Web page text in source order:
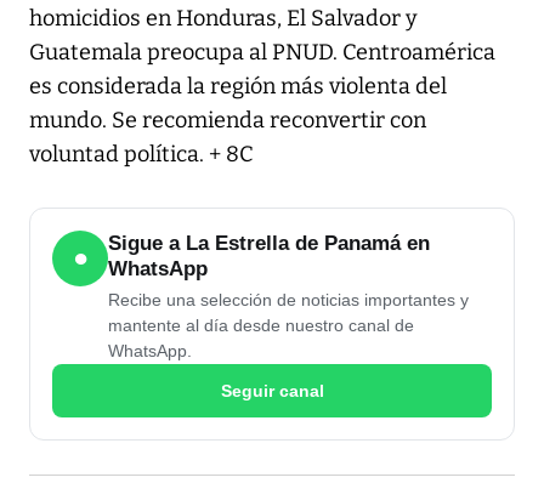
homicidios en Honduras, El Salvador y
Guatemala preocupa al PNUD. Centroamérica
es considerada la región más violenta del
mundo. Se recomienda reconvertir con
voluntad política. + 8C
●
Sigue a La Estrella de Panamá en
WhatsApp
Recibe una selección de noticias importantes y
mantente al día desde nuestro canal de
WhatsApp.
Seguir canal